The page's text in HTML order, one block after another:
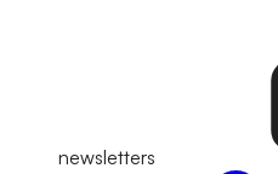
newsletters